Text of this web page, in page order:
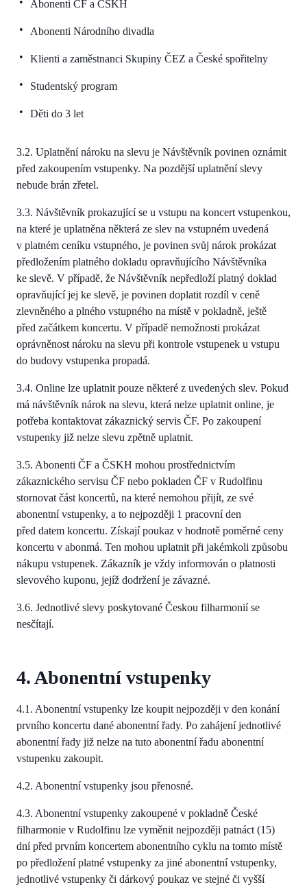
Abonenti ČF a ČSKH
Abonenti Národního divadla
Klienti a zaměstnanci Skupiny ČEZ a České spořitelny
Studentský program
Děti do 3 let
3.2. Uplatnění nároku na slevu je Návštěvník povinen oznámit
před zakoupením vstupenky. Na pozdější uplatnění slevy
nebude brán zřetel.
3.3. Návštěvník prokazující se u vstupu na koncert vstupenkou,
na které je uplatněna některá ze slev na vstupném uvedená
v platném ceníku vstupného, je povinen svůj nárok prokázat
předložením platného dokladu opravňujícího Návštěvníka
ke slevě. V případě, že Návštěvník nepředloží platný doklad
opravňující jej ke slevě, je povinen doplatit rozdíl v ceně
zlevněného a plného vstupného na místě v pokladně, ještě
před začátkem koncertu. V případě nemožnosti prokázat
oprávněnost nároku na slevu při kontrole vstupenek u vstupu
do budovy vstupenka propadá.
3.4. Online lze uplatnit pouze některé z uvedených slev. Pokud
má návštěvník nárok na slevu, která nelze uplatnit online, je
potřeba kontaktovat zákaznický servis ČF. Po zakoupení
vstupenky již nelze slevu zpětně uplatnit.
3.5. Abonenti ČF a ČSKH mohou prostřednictvím
zákaznického servisu ČF nebo pokladen ČF v Rudolfinu
stornovat část koncertů, na které nemohou přijít, ze své
abonentní vstupenky, a to nejpozději 1 pracovní den
před datem koncertu. Získají poukaz v hodnotě poměrné ceny
koncertu v abonmá. Ten mohou uplatnit při jakémkoli způsobu
nákupu vstupenek. Zákazník je vždy informován o platnosti
slevového kuponu, jejíž dodržení je závazné.
3.6. Jednotlivé slevy poskytované Českou filharmonií se
nesčítají.
4. Abonentní vstupenky
4.1. Abonentní vstupenky lze koupit nejpozději v den konání
prvního koncertu dané abonentní řady. Po zahájení jednotlivé
abonentní řady již nelze na tuto abonentní řadu abonentní
vstupenku zakoupit.
4.2. Abonentní vstupenky jsou přenosné.
4.3. Abonentní vstupenky zakoupené v pokladně České
filharmonie v Rudolfinu lze vyměnit nejpozději patnáct (15)
dní před prvním koncertem abonentního cyklu na tomto místě
po předložení platné vstupenky za jiné abonentní vstupenky,
jednotlivé vstupenky či dárkový poukaz ve stejné či vyšší